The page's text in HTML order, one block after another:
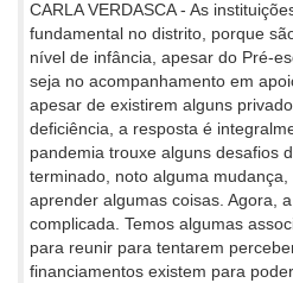
CARLA VERDASCA - As
fundamental no distrito, porque
nível de infância, apesar do Pré-
seja no acompanhamento em
apesar de existirem alguns
deficiência, a resposta é
pandemia trouxe alguns desafios
terminado, noto alguma
aprender algumas coisas. Agora,
complicada. Temos algumas
para reunir para tentarem
financiamentos existem para